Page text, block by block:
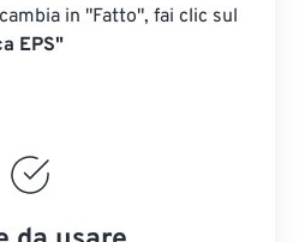
in "Fatto", fai clic sul
EPS"